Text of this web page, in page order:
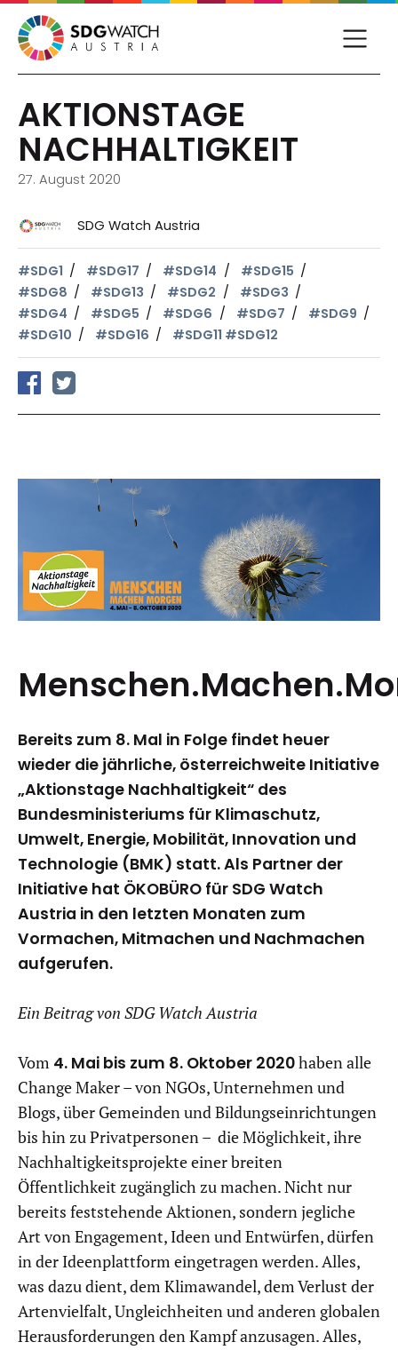
AKTIONSTAGE
NACHHALTIGKEIT
27. August 2020
SDG Watch Austria
#SDG1 #SDG17 #SDG14
#SDG15
#SDG8
#SDG13 #SDG2
#SDG3
#SDG4
#SDG5 #SDG6 #SDG7
#SDG9
#SDG10
#SDG16 #SDG11 #SDG12
auf Facebook teilen
auf Twitter teilen
Bereits zum 8. Mal in Folge findet heuer
wieder die jährliche, österreichweite Initiative
„Aktionstage Nachhaltigkeit“ des
Bundesministeriums für Klimaschutz,
Umwelt, Energie, Mobilität, Innovation und
Technologie (BMK) statt. Als Partner der
Initiative hat ÖKOBÜRO für SDG Watch
Austria in den letzten Monaten zum
Vormachen, Mitmachen und Nachmachen
aufgerufen.
Ein Beitrag von SDG Watch Austria
Vom 4. Mai bis zum 8. Oktober 2020haben alle
Change Maker – von NGOs, Unternehmen und
Blogs, über Gemeinden und Bildungseinrichtungen
bis hin zu Privatpersonen – die Möglichkeit, ihre
Nachhaltigkeitsprojekte einer breiten
Öffentlichkeit zugänglich zu machen. Nicht nur
bereits feststehende Aktionen, sondern jegliche
Art von Engagement, Ideen und Entwürfen, dürfen
in der Ideenplattform eingetragen werden. Alles,
was dazu dient, dem Klimawandel, dem Verlust der
Artenvielfalt, Ungleichheiten und anderen globalen
Herausforderungen den Kampf anzusagen. Alles,